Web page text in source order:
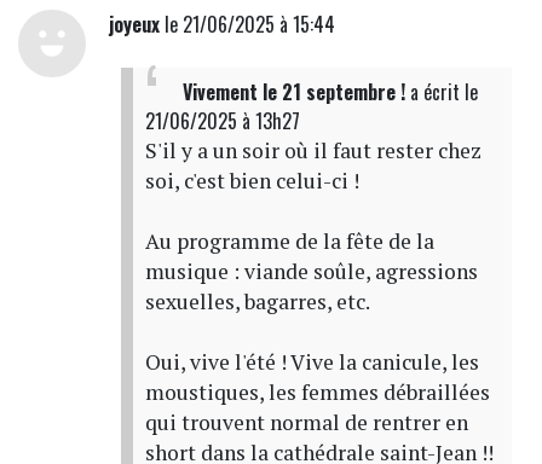
joyeuxle 21/06/2025 à 15:44
Vivement le 21 septembre !a écrit le
21/06/2025 à 13h27
S'il y a un soir où il faut rester chez
soi, c'est bien celui-ci !
Au programme de la fête de la
musique : viande soûle, agressions
sexuelles, bagarres, etc.
Oui, vive l'été ! Vive la canicule, les
moustiques, les femmes débraillées
qui trouvent normal de rentrer en
short dans la cathédrale saint-Jean !!